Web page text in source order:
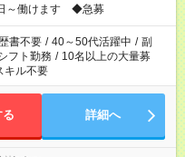
～働けます ◆急募
書不要 / 40～50代活躍中 / 副
フト勤務 / 10名以上の大量募
キル不要
る 詳細へ